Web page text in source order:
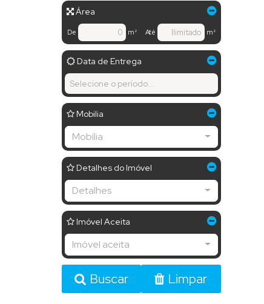
Área
De m² Até m²
Data de Entrega
Mobilia
Mobília
Detalhes do Imóvel
Detalhes
Imóvel Aceita
Imóvel aceita
Buscar Limpar